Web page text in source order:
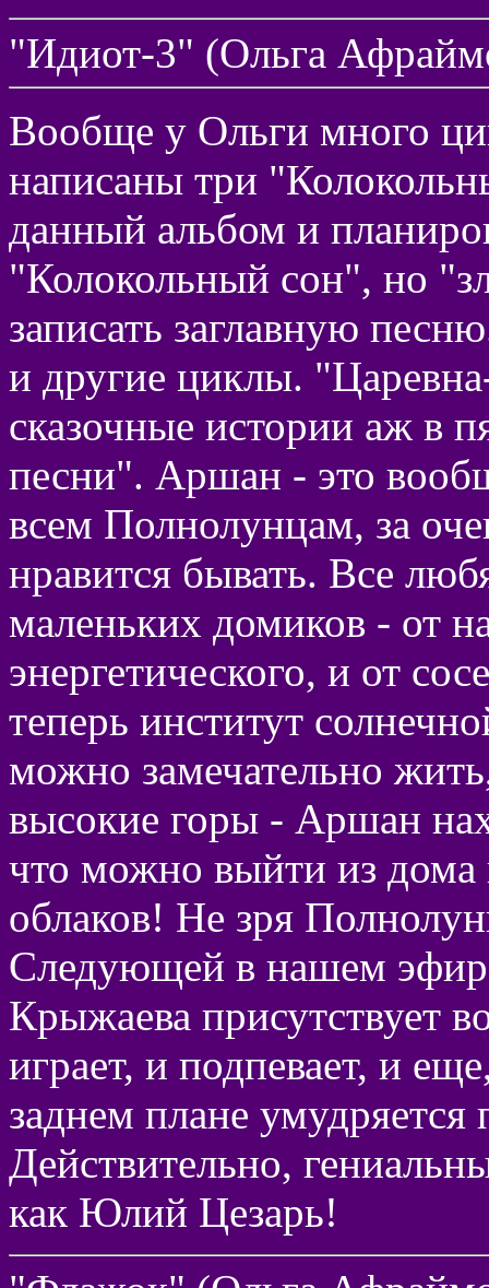
"Идиот-3" (Ольга
Вообще у Ольги много
написаны три
данный альбом и
"Колокольный сон", но
записать заглавную
и другие циклы.
сказочные истории аж в
песни". Аршан - это
всем Полнолунцам, за
нравится бывать. Все
маленьких домиков - от
энергетического, и от
теперь институт
можно замечательно
высокие горы - Аршан
что можно выйти из дома
облаков! Не зря
Следующей в нашем
Крыжаева присутствует
играет, и подпевает, и
заднем плане
Действительно,
как Юлий Цезарь!